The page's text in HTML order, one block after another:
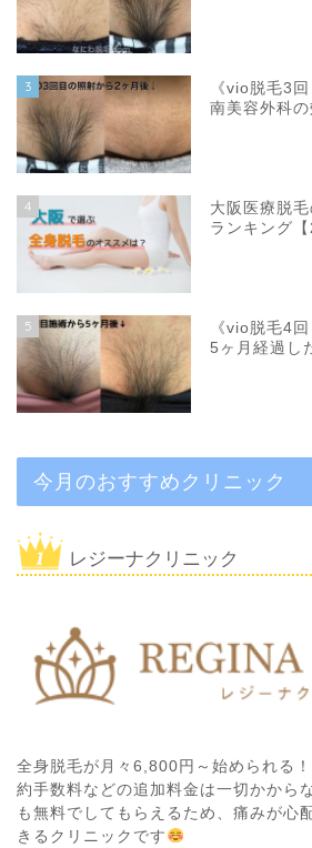
3
《vio脱毛3
南美容外科
4
大阪医療脱
ランキング
5
《vio脱毛4
5ヶ月経過し
今月のおすすめクリニック
レジーナクリニック
全身脱毛が月々6,800円～始められる
約手数料などの追加料金は一切かから
も無料でしてもらえるため、痛みが心
きるクリニックです